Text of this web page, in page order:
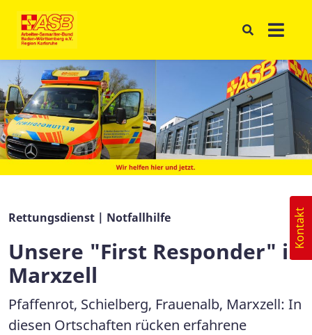
Rettungsdienst | Notfallhilfe
Unsere "First Responder" in
Marxzell
Pfaffenrot, Schielberg, Frauenalb, Marxzell: In
diesen Ortschaften rücken erfahrene
Kontakt